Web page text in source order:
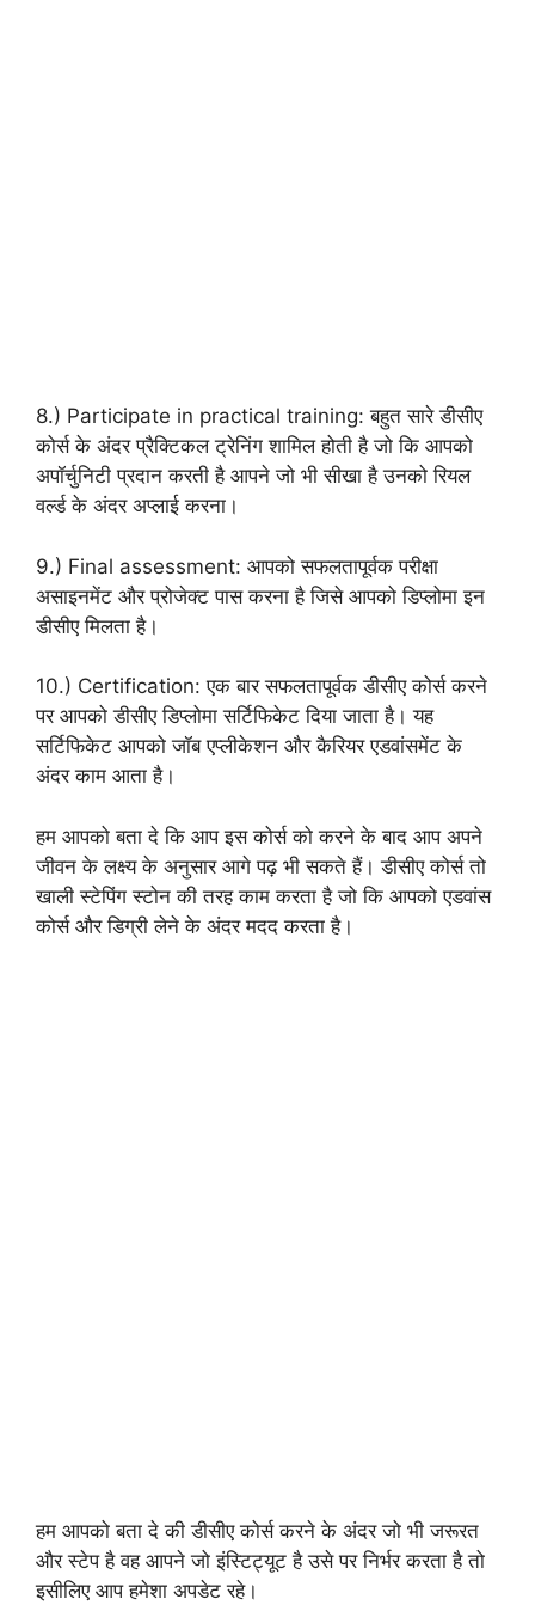
8.) Participate in practical training: बहुत सारे डीसीए
कोर्स के अंदर प्रैक्टिकल ट्रेनिंग शामिल होती है जो कि आपको
अपॉर्चुनिटी प्रदान करती है आपने जो भी सीखा है उनको रियल
वर्ल्ड के अंदर अप्लाई करना।
9.) Final assessment: आपको सफलतापूर्वक परीक्षा
असाइनमेंट और प्रोजेक्ट पास करना है जिसे आपको डिप्लोमा इन
डीसीए मिलता है।
10.) Certification: एक बार सफलतापूर्वक डीसीए कोर्स करने
पर आपको डीसीए डिप्लोमा सर्टिफिकेट दिया जाता है। यह
सर्टिफिकेट आपको जॉब एप्लीकेशन और कैरियर एडवांसमेंट के
अंदर काम आता है।
हम आपको बता दे कि आप इस कोर्स को करने के बाद आप अपने
जीवन के लक्ष्य के अनुसार आगे पढ़ भी सकते हैं। डीसीए कोर्स तो
खाली स्टेपिंग स्टोन की तरह काम करता है जो कि आपको एडवांस
कोर्स और डिग्री लेने के अंदर मदद करता है।
हम आपको बता दे की डीसीए कोर्स करने के अंदर जो भी जरूरत
और स्टेप है वह आपने जो इंस्टिट्यूट है उसे पर निर्भर करता है तो
इसीलिए आप हमेशा अपडेट रहे।